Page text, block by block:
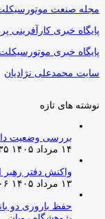
مجله صنعت
پایگاه خبری کارآفرینی
پایگاه خبری موتورسیکلت
سایت محمدعلی نژادیان
نوشته های تازه
بررسی وضعیت
۱۴ مرداد ۱۴۰۵ ۲۱:۳۵
واکنش دفتر رهبر
۱۳ مرداد ۱۴۰۵ ۲۰:۰۶
حفظ باروری دو